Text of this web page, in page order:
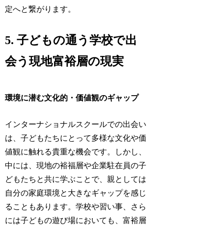
定へと繋がります。
5. 子どもの通う学校で出
会う現地富裕層の現実
環境に潜む文化的・価値観のギャップ
インターナショナルスクールでの出会い
は、子どもたちにとって多様な文化や価
値観に触れる貴重な機会です。しかし、
中には、現地の裕福層や企業駐在員の子
どもたちと共に学ぶことで、親としては
自分の家庭環境と大きなギャップを感じ
ることもあります。学校や習い事、さら
には子どもの遊び場においても、富裕層